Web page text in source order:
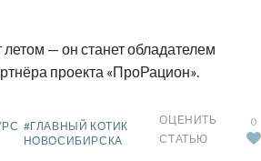
— он станет обладателем
проекта «ПроРацион».
#ГЛАВНЫЙ КОТИК
НОВОСИБИРСКА
ОЦЕНИТЬ
СТАТЬЮ
0